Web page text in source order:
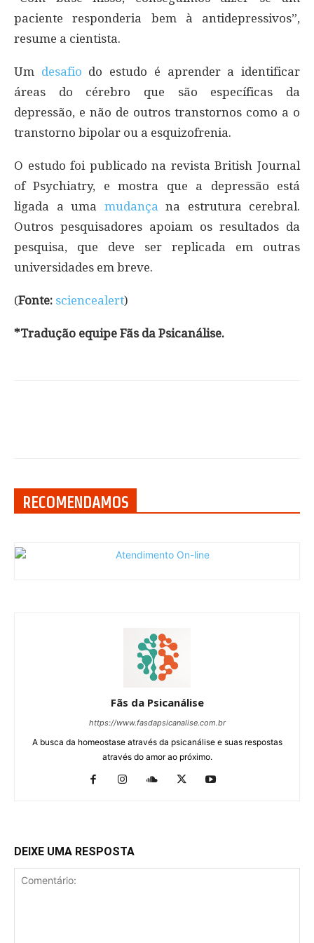
paciente responderia bem à antidepressivos”,
resume a cientista.
Um desafio do estudo é aprender a identificar
áreas do cérebro que são específicas da
depressão, e não de outros transtornos como a o
transtorno bipolar ou a esquizofrenia.
O estudo foi publicado na revista British Journal
of Psychiatry, e mostra que a depressão está
ligada a uma mudança na estrutura cerebral.
Outros pesquisadores apoiam os resultados da
pesquisa, que deve ser replicada em outras
universidades em breve.
(Fonte: sciencealert)
*Tradução equipe Fãs da Psicanálise.
RECOMENDAMOS
Fãs da Psicanálise
https://www.fasdapsicanalise.com.br
A busca da homeostase através da psicanálise e suas respostas
através do amor ao próximo.
DEIXE UMA RESPOSTA